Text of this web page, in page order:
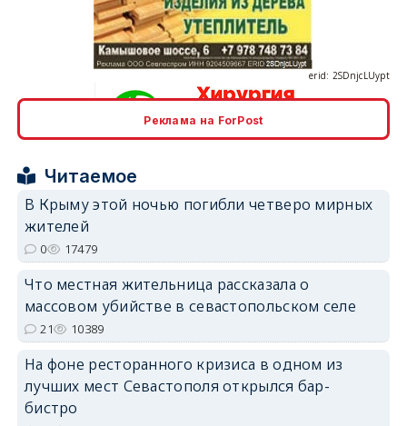
erid: 2SDnjcrDNw6
Реклама на ForPost
Читаемое
В Крыму этой ночью погибли четверо мирных
жителей
0 17479
Что местная жительница рассказала о
массовом убийстве в севастопольском селе
21 10389
На фоне ресторанного кризиса в одном из
лучших мест Севастополя открылся бар-
бистро